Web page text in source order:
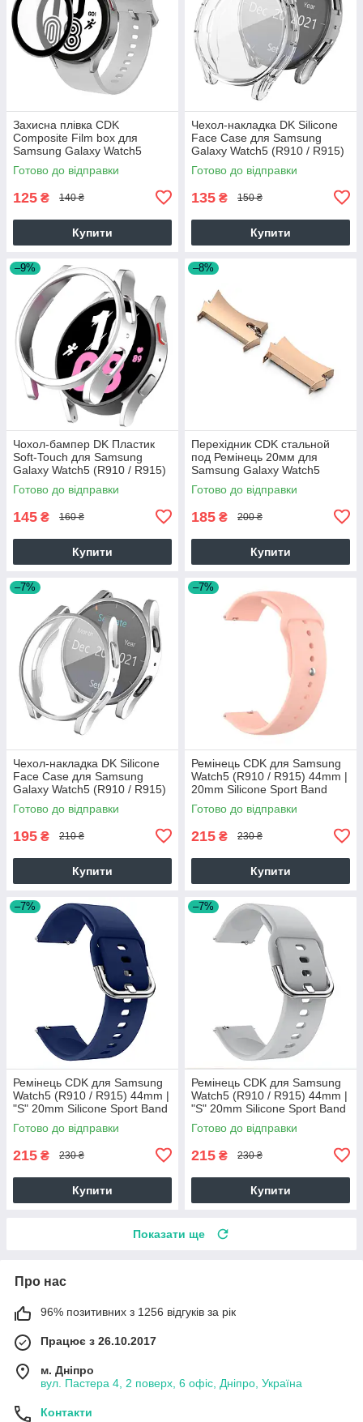
Захисна плівка CDK
Composite Film box для
Samsung Galaxy Watch5
(R910 / R915) 44 mm
(012970) (black)
Готово до відправки
125 ₴ 140 ₴
Купити
Чехол-накладка DK Silicone
Face Case для Samsung
Galaxy Watch5 (R910 / R915)
44mm (015081) (clear)
Готово до відправки
135 ₴ 150 ₴
Купити
–9%
Чохол-бампер DK Пластик
Soft-Touch для Samsung
Galaxy Watch5 (R910 / R915)
44mm (015215) (silver)
Готово до відправки
145 ₴ 160 ₴
Купити
–8%
Перехідник CDK стальной
под Ремінець 20мм для
Samsung Galaxy Watch5
(R910 / R915)44mm (2шт.)
(014483) (rose gold)
Готово до відправки
185 ₴ 200 ₴
Купити
–7%
Чехол-накладка DK Silicone
Face Case для Samsung
Galaxy Watch5 (R910 / R915)
44mm (015081) (silver)
Готово до відправки
195 ₴ 210 ₴
Купити
–7%
Ремінець CDK для Samsung
Watch5 (R910 / R915) 44mm |
20mm Silicone Sport Band
(011908) (pink)
Готово до відправки
215 ₴ 230 ₴
Купити
–7%
Ремінець CDK для Samsung
Watch5 (R910 / R915) 44mm |
"S" 20mm Silicone Sport Band
Classic (012194) (dark blue)
Готово до відправки
215 ₴ 230 ₴
Купити
–7%
Ремінець CDK для Samsung
Watch5 (R910 / R915) 44mm |
"S" 20mm Silicone Sport Band
Classic (012194) (grey)
Готово до відправки
215 ₴ 230 ₴
Купити
Показати ще
Про нас
96% позитивних з 1256 відгуків за рік
Працює з 26.10.2017
м. Дніпро
вул. Пастера 4, 2 поверх, 6 офіс, Дніпро, Україна
Контакти